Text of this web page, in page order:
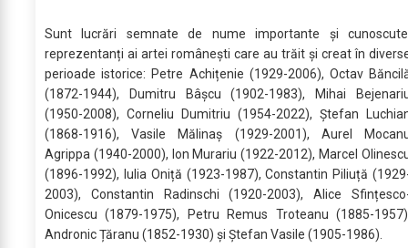
Sunt lucrări semnate de nume importante și
reprezentanți ai artei românești care au trăit și creat în
perioade istorice: Petre Achițenie (1929-2006), Octav
(1872-1944), Dumitru Bâșcu (1902-1983), Mihai
(1950-2008), Corneliu Dumitriu (1954-2022), Ștefan
(1868-1916), Vasile Mălinaș (1929-2001), Aurel
Agrippa (1940-2000), Ion Murariu (1922-2012), Marcel
(1896-1992), Iulia Oniță (1923-1987), Constantin Piliuță
2003), Constantin Radinschi (1920-2003), Alice
Onicescu (1879-1975), Petru Remus Troteanu (1885-
Andronic Țăranu (1852-1930) și Ștefan Vasile (1905-1986).